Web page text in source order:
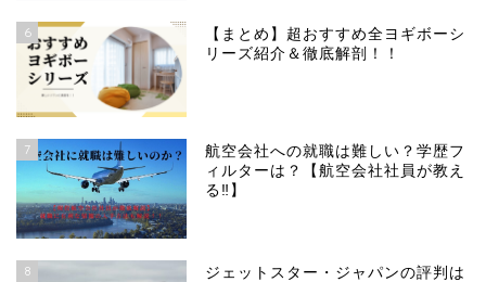
6
【まとめ】超おすすめ全ヨギボーシ
リーズ紹介＆徹底解剖！！
7
航空会社への就職は難しい？学歴フ
ィルターは？【航空会社社員が教え
る‼︎】
8
ジェットスター・ジャパンの評判は